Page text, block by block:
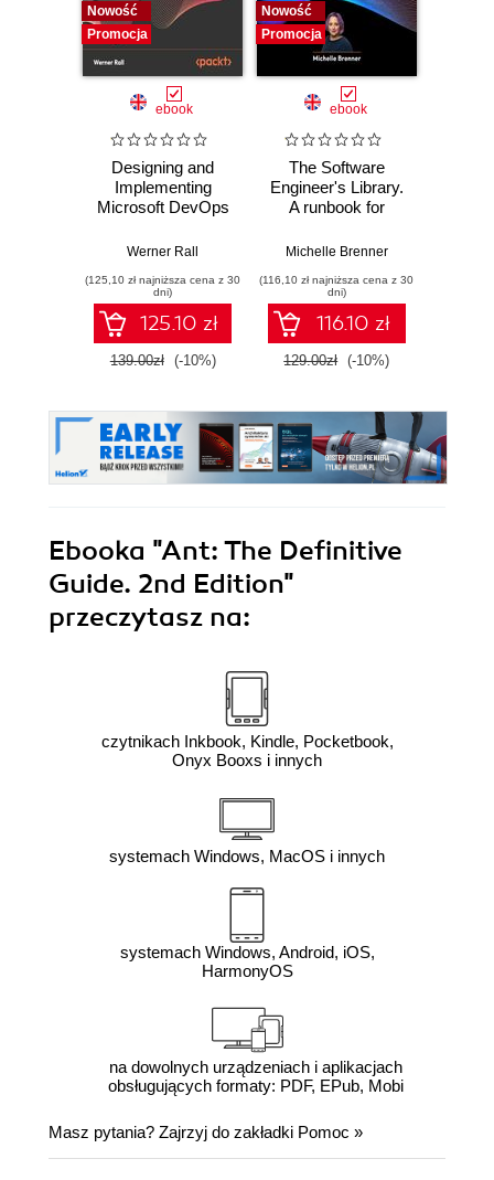
Nowość
Promocja
ebook
Designing and
Implementing
Microsoft DevOps
Certification Guide.
DevOps expertise,
pass the AZ-400
with confidence,
and boost your
cloud career
Werner Rall
(125,10 zł najniższa cena z 30
dni)
125.10 zł
139.00zł (-10%)
Nowość
Promocja
ebook
The Software
Engineer's Library.
A runbook for
systems and a
Michelle Brenner
(116,10 zł najniższa cena z 30
dni)
116.10 zł
129.00zł (-10%)
Ebooka "Ant: The Definitive
Guide. 2nd Edition"
przeczytasz na:
czytnikach Inkbook, Kindle, Pocketbook,
Onyx Booxs i innych
systemach Windows, MacOS i innych
systemach Windows, Android, iOS,
HarmonyOS
na dowolnych urządzeniach i aplikacjach
obsługujących formaty: PDF, EPub, Mobi
Masz pytania? Zajrzyj do zakładki Pomoc »